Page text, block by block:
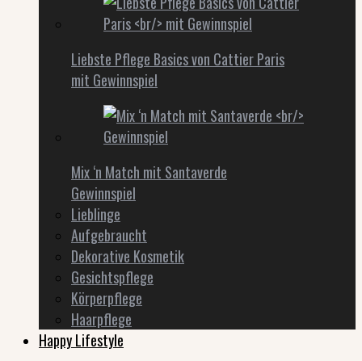
Liebste Pflege Basics von Cattier Paris
mit Gewinnspiel
Mix ‘n Match mit Santaverde
Gewinnspiel
Lieblinge
Aufgebraucht
Dekorative Kosmetik
Gesichtspflege
Körperpflege
Haarpflege
Happy Lifestyle